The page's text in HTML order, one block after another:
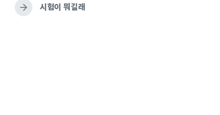
w
시험이 뭐길래